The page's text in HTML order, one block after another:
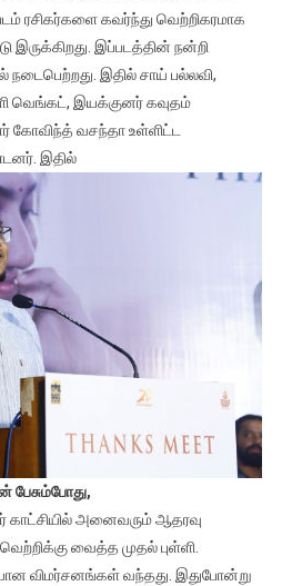
ரசிகர்களை கவர்ந்து வெற்றிகரமாக
இருக்கிறது. இப்படத்தின் நன்றி
நடைபெற்றது. இதில் சாய் பல்லவி,
வெங்கட், இயக்குனர் கவுதம்
கோவிந்த் வசந்தா உள்ளிட்ட
இதில்
பேசும்போது,
காட்சியில் அனைவரும் ஆதரவு
வைத்த முதல் புள்ளி.
விமர்சனங்கள் வந்தது. இதுபோன்று